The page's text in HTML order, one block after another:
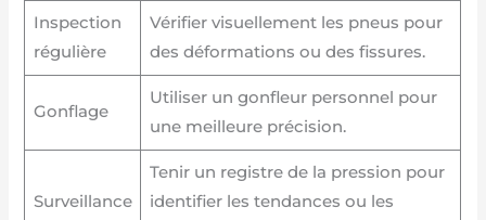
Inspection
régulière
Vérifier visuellement les pneus pour
des déformations ou des fissures.
Gonflage
Utiliser un gonfleur personnel pour
une meilleure précision.
Surveillance
Tenir un registre de la pression pour
identifier les tendances ou les